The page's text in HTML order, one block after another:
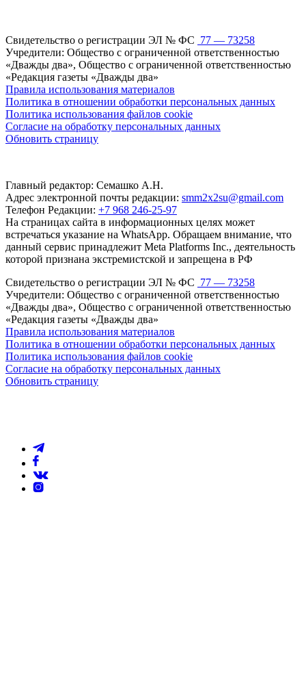
Свидетельство о регистрации ЭЛ № ФС 77 — 73258
Учредители: Общество с ограниченной ответственностью
«Дважды два», Общество с ограниченной ответственностью
«Редакция газеты «Дважды два»
Правила использования материалов
Политика в отношении обработки персональных данных
Политика использования файлов cookie
Согласие на обработку персональных данных
Обновить страницу
Главный редактор: Семашко А.Н.
Адрес электронной почты редакции: smm2x2su@gmail.com
Телефон Редакции: +7 968 246-25-97
На страницах сайта в информационных целях может
встречаться указание на WhatsApp. Обращаем внимание, что
данный сервис принадлежит Meta Platforms Inc., деятельность
которой признана экстремистской и запрещена в РФ
Свидетельство о регистрации ЭЛ № ФС 77 — 73258
Учредители: Общество с ограниченной ответственностью
«Дважды два», Общество с ограниченной ответственностью
«Редакция газеты «Дважды два»
Правила использования материалов
Политика в отношении обработки персональных данных
Политика использования файлов cookie
Согласие на обработку персональных данных
Обновить страницу